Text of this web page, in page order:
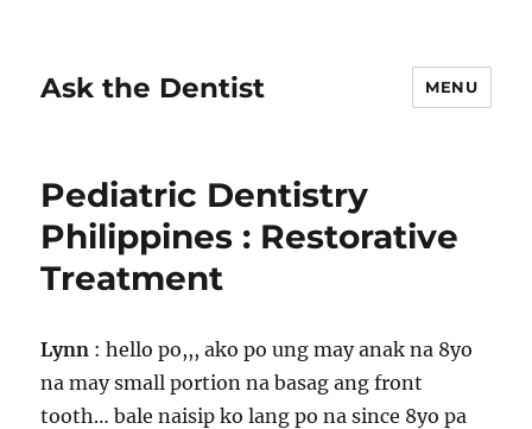
Ask the Dentist MENU
Pediatric Dentistry
Philippines : Restorative
Treatment
Lynn : hello po,,, ako po ung may anak na 8yo
na may small portion na basag ang front
tooth… bale naisip ko lang po na since 8yo pa